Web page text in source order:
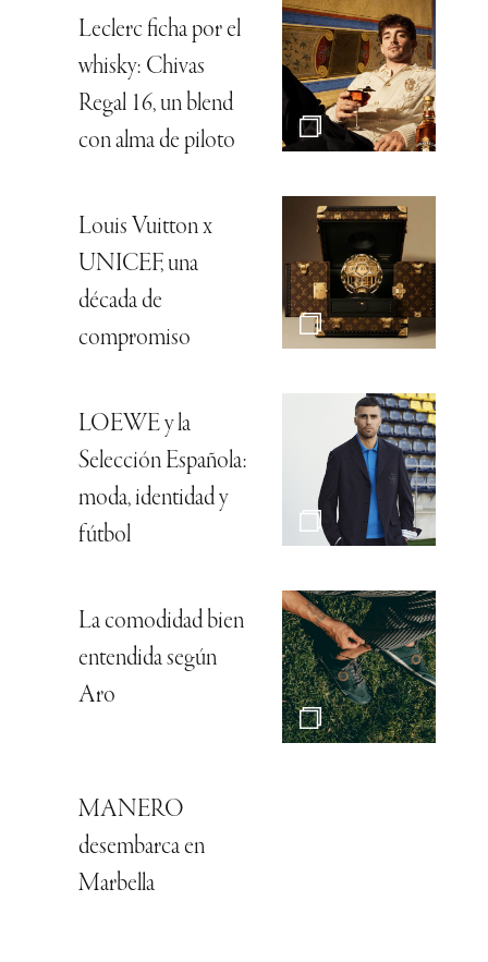
Leclerc ficha por el
whisky: Chivas
Regal 16, un blend
con alma de piloto
Louis Vuitton x
UNICEF, una
década de
compromiso
LOEWE y la
Selección Española:
moda, identidad y
fútbol
La comodidad bien
entendida según
Aro
MANERO
desembarca en
Marbella